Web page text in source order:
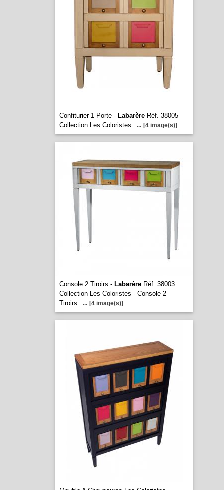
Confiturier 1 Porte - LabarèreRéf. 38005
Collection Les Coloristes
... [4 image(s)]
Console 2 Tiroirs - LabarèreRéf. 38003
Collection Les Coloristes - Console 2
Tiroirs
... [4 image(s)]